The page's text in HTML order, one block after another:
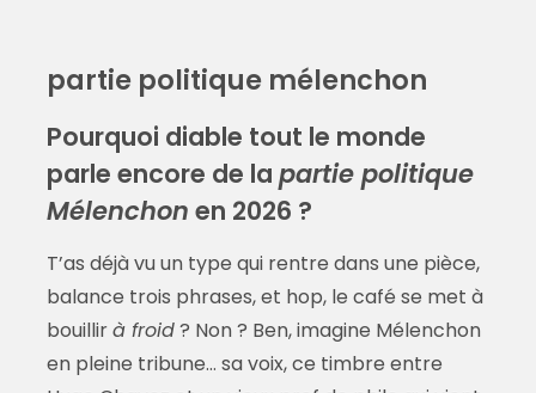
partie politique mélenchon
Pourquoi diable tout le monde
parle encore de la partie politique
Mélenchon en 2026 ?
T’as déjà vu un type qui rentre dans une pièce,
balance trois phrases, et hop, le café se met à
bouillirà froid? Non ? Ben, imagine Mélenchon
en pleine tribune… sa voix, ce timbre entre